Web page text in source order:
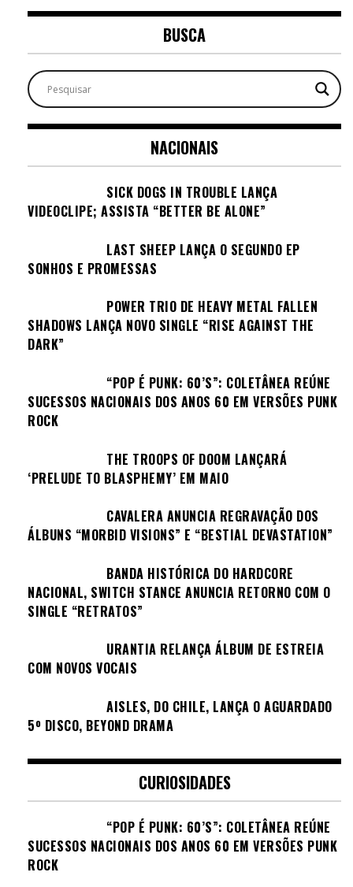
BUSCA
NACIONAIS
SICK DOGS IN TROUBLE LANÇA
VIDEOCLIPE; ASSISTA “BETTER BE ALONE”
LAST SHEEP LANÇA O SEGUNDO EP
SONHOS E PROMESSAS
POWER TRIO DE HEAVY METAL FALLEN
SHADOWS LANÇA NOVO SINGLE “RISE AGAINST THE
DARK”
“POP É PUNK: 60’S”: COLETÂNEA REÚNE
SUCESSOS NACIONAIS DOS ANOS 60 EM VERSÕES PUNK
ROCK
THE TROOPS OF DOOM LANÇARÁ
‘PRELUDE TO BLASPHEMY’ EM MAIO
CAVALERA ANUNCIA REGRAVAÇÃO DOS
ÁLBUNS “MORBID VISIONS” E “BESTIAL DEVASTATION”
BANDA HISTÓRICA DO HARDCORE
NACIONAL, SWITCH STANCE ANUNCIA RETORNO COM O
SINGLE “RETRATOS”
URANTIA RELANÇA ÁLBUM DE ESTREIA
COM NOVOS VOCAIS
AISLES, DO CHILE, LANÇA O AGUARDADO
5º DISCO, BEYOND DRAMA
CURIOSIDADES
“POP É PUNK: 60’S”: COLETÂNEA REÚNE
SUCESSOS NACIONAIS DOS ANOS 60 EM VERSÕES PUNK
ROCK